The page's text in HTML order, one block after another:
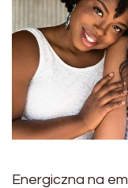
Energiczna na